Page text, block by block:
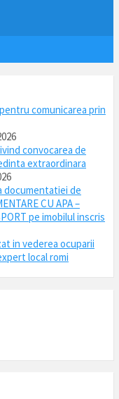
comunicarea prin
convocarea de
extraordinara
documentatiei de
CU APA –
pe imobilul inscris
in vederea ocuparii
local romi